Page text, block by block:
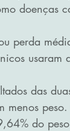
doenças
perda
das
menos
do